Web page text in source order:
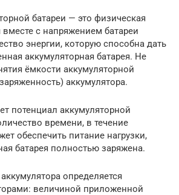
батареи — это физическая
вместе с напряжением батареи
энергии, которую способна дать
аккумуляторная батарея. Не
ёмкости аккумуляторной
аккумулятора.
потенциал аккумуляторной
времени, в течение
обеспечить питание нагрузки,
батарея полностью заряжена.
определяется
величиной приложенной